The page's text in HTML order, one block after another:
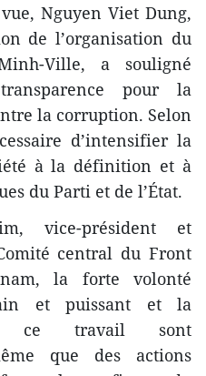
Nguyen Viet Dung,
de l’organisation du
Ville, a souligné
pour la
la corruption. Selon
d’intensifier la
à la définition et à
du Parti et de l’État.
vice-président et
central du Front
la forte volonté
et puissant et la
ce travail sont
que des actions